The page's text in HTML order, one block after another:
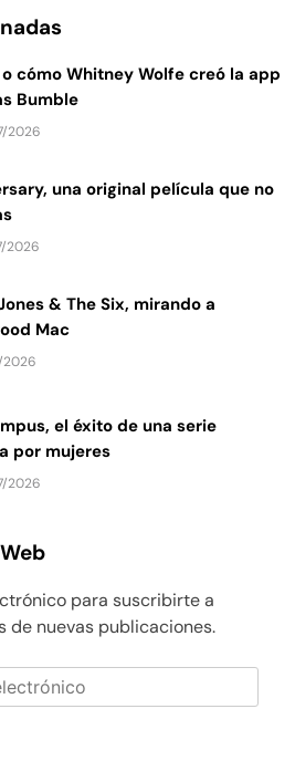
cómo Whitney Wolfe creó la app
Bumble
2026
una original película que no
2026
& The Six, mirando a
Mac
2026
el éxito de una serie
por mujeres
2026
para suscribirte a
de nuevas publicaciones.